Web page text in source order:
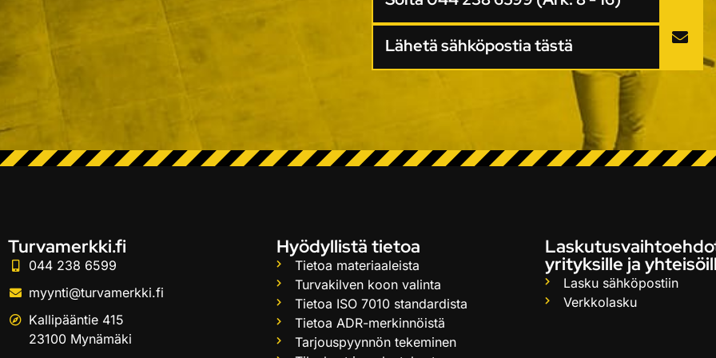
Lähetä sähköpostia tästä
Turvamerkki.fi
044 238 6599
myynti@turvamerkki.fi
Kallipääntie 415
23100 Mynämäki
Hyödyllistä tietoa
Tietoa materiaaleista
Turvakilven koon valinta
Tietoa ISO 7010 standardista
Tietoa ADR-merkinnöistä
Tarjouspyynnön tekeminen
yrityksille ja
Lasku sähköpostiin
Verkkolasku